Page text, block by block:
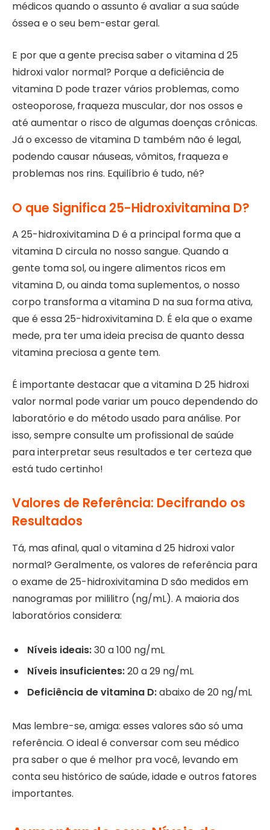
médicos quando o assunto é avaliar a sua saúde
óssea e o seu bem-estar geral.
E por que a gente precisa saber o vitamina d 25
hidroxi valor normal? Porque a deficiência de
vitamina D pode trazer vários problemas, como
osteoporose, fraqueza muscular, dor nos ossos e
até aumentar o risco de algumas doenças crônicas.
Já o excesso de vitamina D também não é legal,
podendo causar náuseas, vômitos, fraqueza e
problemas nos rins. Equilíbrio é tudo, né?
O que Significa 25-Hidroxivitamina D?
A 25-hidroxivitamina D é a principal forma que a
vitamina D circula no nosso sangue. Quando a
gente toma sol, ou ingere alimentos ricos em
vitamina D, ou ainda toma suplementos, o nosso
corpo transforma a vitamina D na sua forma ativa,
que é essa 25-hidroxivitamina D. É ela que o exame
mede, pra ter uma ideia precisa de quanto dessa
vitamina preciosa a gente tem.
É importante destacar que a vitamina D 25 hidroxi
valor normal pode variar um pouco dependendo do
laboratório e do método usado para análise. Por
isso, sempre consulte um profissional de saúde
para interpretar seus resultados e ter certeza que
está tudo certinho!
Valores de Referência: Decifrando os
Resultados
Tá, mas afinal, qual o vitamina d 25 hidroxi valor
normal? Geralmente, os valores de referência para
o exame de 25-hidroxivitamina D são medidos em
nanogramas por mililitro (ng/mL). A maioria dos
laboratórios considera:
Níveis ideais:30 a 100 ng/mL
Níveis insuficientes:20 a 29 ng/mL
Deficiência de vitamina D:abaixo de 20 ng/mL
Mas lembre-se, amiga: esses valores são só uma
referência. O ideal é conversar com seu médico
pra saber o que é melhor pra você, levando em
conta seu histórico de saúde, idade e outros fatores
importantes.